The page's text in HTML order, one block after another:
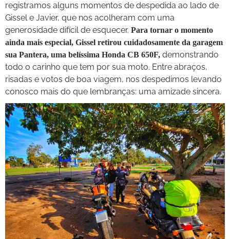
registramos alguns momentos de despedida ao lado de
Gissel e Javier, que nos acolheram com uma
generosidade difícil de esquecer. Para tornar o momento
ainda mais especial, Gissel retirou cuidadosamente da garagem
sua Pantera, uma belíssima Honda CB 650F, demonstrando
todo o carinho que tem por sua moto. Entre abraços,
risadas e votos de boa viagem, nos despedimos levando
conosco mais do que lembranças: uma amizade sincera.